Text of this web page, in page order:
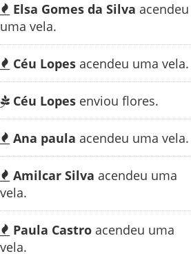
Elsa Gomes da Silva acendeu
uma vela.
Céu Lopes acendeu uma vela.
Céu Lopes enviou flores.
Ana paula acendeu uma vela.
Amilcar Silva acendeu uma
vela.
Paula Castro acendeu uma
vela.